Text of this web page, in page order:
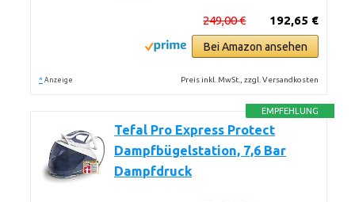
192,65 €
249,00 €
Bei Amazon ansehen
* Anzeige Preis inkl. MwSt., zzgl. Versandkosten
EMPFEHLUNG
Tefal Pro Express Protect
Dampfbügelstation, 7,6 Bar
Dampfdruck